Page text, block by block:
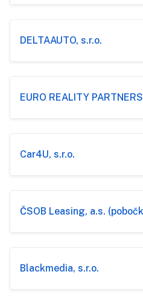
DELTAAUTO, s.r.o.
EURO REALITY
Car4U, s.r.o.
ČSOB Leasing, a.s.
Blackmedia, s.r.o.